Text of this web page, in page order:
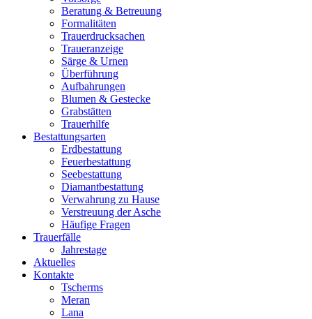
Beratung & Betreuung
Formalitäten
Trauerdrucksachen
Traueranzeige
Särge & Urnen
Überführung
Aufbahrungen
Blumen & Gestecke
Grabstätten
Trauerhilfe
Bestattungsarten
Erdbestattung
Feuerbestattung
Seebestattung
Diamantbestattung
Verwahrung zu Hause
Verstreuung der Asche
Häufige Fragen
Trauerfälle
Jahrestage
Aktuelles
Kontakte
Tscherms
Meran
Lana